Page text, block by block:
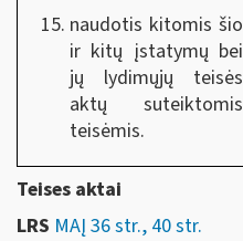
naudotis kitomis šio
ir kitų įstatymų bei
jų lydimųjų teisės
aktų suteiktomis
teisėmis.
Teises aktai
LRS MAĮ 36 str., 40 str.